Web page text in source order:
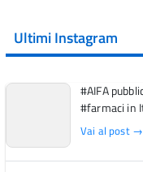
Ultimi Instagram
#AIFA
#farmaci in
Vai al post →